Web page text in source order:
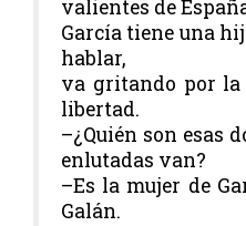
valientes de
García tiene una
hablar,
va gritando por
libertad.
–¿Quién son esas
enlutadas van?
–Es la mujer de
Galán.